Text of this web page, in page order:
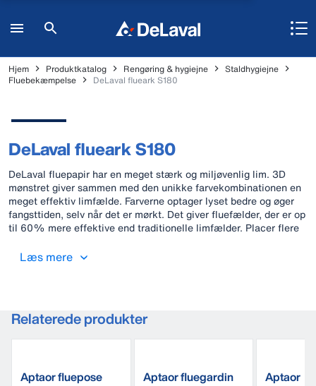
Hjem Produktkatalog Rengøring & hygiejne
Staldhygiejne
Fluebekæmpelse
DeLaval flueark S180
DeLaval flueark S180
DeLaval fluepapir har en meget stærk og miljøvenlig lim. 3D
mønstret giver sammen med den unikke farvekombinationen en
meget effektiv limfælde. Farverne optager lyset bedre og øger
fangsttiden, selv når det er mørkt. Det giver fluefælder, der er op
til 60% mere effektive end traditionelle limfælder. Placer flere
regelmæssigt - 1 gang pr. måned. 8 ark á 60 x 30 cm.
Læs mere
Relaterede produkter
Aptaor fluepose Aptaor fluegardin Aptaor